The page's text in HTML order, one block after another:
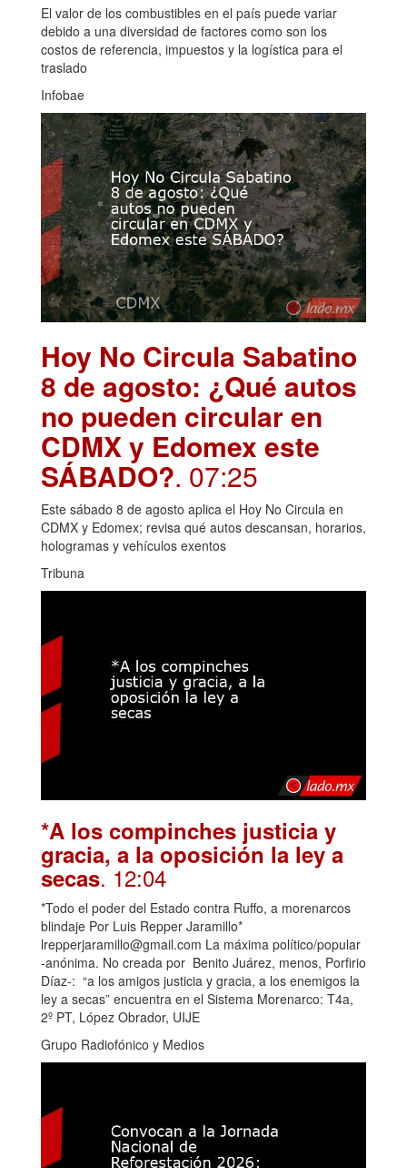
El valor de los combustibles en el país puede variar
debido a una diversidad de factores como son los
costos de referencia, impuestos y la logística para el
traslado
Infobae
Hoy No Circula Sabatino
8 de agosto: ¿Qué autos
no pueden circular en
CDMX y Edomex este
SÁBADO?. 07:25
Este sábado 8 de agosto aplica el Hoy No Circula en
CDMX y Edomex; revisa qué autos descansan, horarios,
hologramas y vehículos exentos
Tribuna
*A los compinches justicia y
gracia, a la oposición la ley a
secas. 12:04
*Todo el poder del Estado contra Ruffo, a morenarcos
blindaje Por Luis Repper Jaramillo*
lrepperjaramillo@gmail.com La máxima político/popular
-anónima. No creada por Benito Juárez, menos, Porfirio
Díaz-: “a los amigos justicia y gracia, a los enemigos la
ley a secas” encuentra en el Sistema Morenarco: T4a,
2º PT, López Obrador, UIJE
Grupo Radiofónico y Medios